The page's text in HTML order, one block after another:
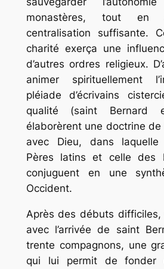
monastères, tout en
centralisation suffisante.
charité exerça une
d’autres ordres religieux.
animer spirituellement
pléiade d’écrivains
qualité (saint Bernard
élaborèrent une doctrine de
avec Dieu, dans laquelle
Pères latins et celle des
conjuguent en une
Occident.
Après des débuts difficiles,
avec l’arrivée de saint
trente compagnons, une
qui lui permit de fonder